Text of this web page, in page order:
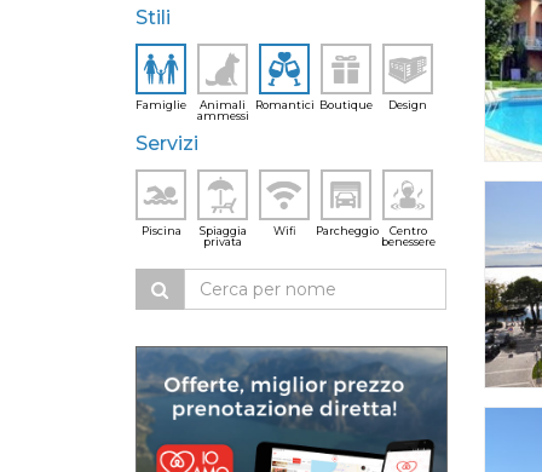
Stili
Famiglie
Animali
ammessi
Romantici Boutique Design
Servizi
Piscina
Spiaggia
privata
Wifi Parcheggio
Centro
benessere